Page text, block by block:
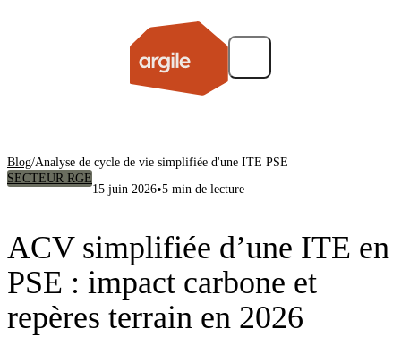
Blog/Analyse de cycle de vie simplifiée d'une ITE PSE
SECTEUR RGE
15 juin 2026•5 min de lecture
ACV simplifiée d’une ITE en
PSE : impact carbone et
repères terrain en 2026